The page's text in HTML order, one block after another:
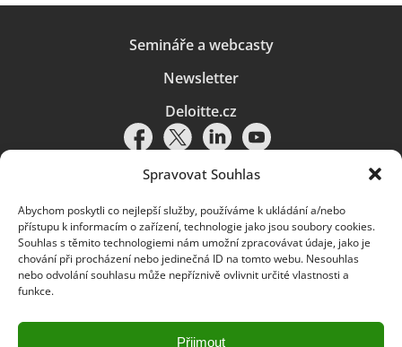
Spravovat Souhlas
Abychom poskytli co nejlepší služby, používáme k ukládání a/nebo
přístupu k informacím o zařízení, technologie jako jsou soubory cookies.
Souhlas s těmito technologiemi nám umožní zpracovávat údaje, jako je
chování při procházení nebo jedinečná ID na tomto webu. Nesouhlas
nebo odvolání souhlasu může nepříznivě ovlivnit určité vlastnosti a
funkce.
Přijmout
Semináře a webcasty
Newsletter
Deloitte.cz
Pravidla používání|Ochrana osobních údajů|Soubory cookies |
Deloitte.cz
© 2026. Více informací najdete vPravidlech používání.
Deloitte označuje jednu či více společností globální sítě členských
a přidružené subjekty (souhrnně „organizace Deloitte“). Společnost DTTL
(rovněž označovaná jako „Deloitte Global“) a každá z jejích členských